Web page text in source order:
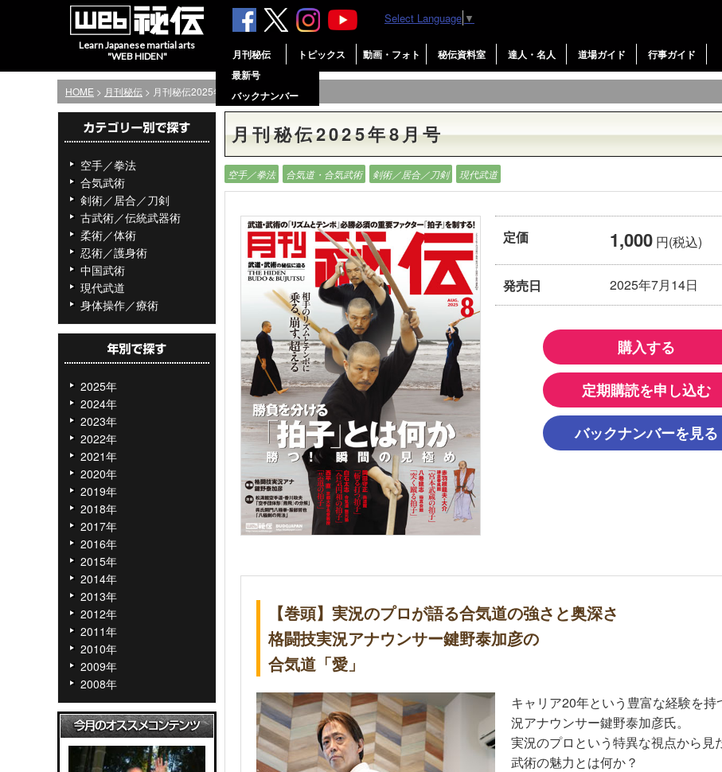
Learn Japanese martial arts
"WEB HIDEN"
月刊秘伝
最新号
バックナンバー
トピックス 動画・フォト 秘伝資料室 達人・名人 道場ガイド 行事ガイド
Select Language ▼
HOME > 月刊秘伝 > 月刊秘伝2025年8月号
空手／拳法
合気武術
剣術／居合／刀剣
古武術／伝統武器術
柔術／体術
忍術／護身術
中国武術
現代武道
身体操作／療術
2025年
2024年
2023年
2022年
2021年
2020年
2019年
2018年
2017年
2016年
2015年
2014年
2013年
2012年
2011年
2010年
2009年
2008年
月刊秘伝2025年8月号
空手／拳法 合気道・合気武術 剣術／居合／刀剣 現代武道
定価 1,000 円(税込)
発売日 2025年7月14日
購入する
定期購読を申し込む
バックナンバーを見る
【巻頭】実況のプロが語る合気道の強さと奥深さ
格闘技実況アナウンサー鍵野泰加彦の
合気道「愛」
キャリア20年という豊富な経験を持
況アナウンサー鍵野泰加彦氏。
実況のプロという特異な視点から見
武術の魅力とは何か？